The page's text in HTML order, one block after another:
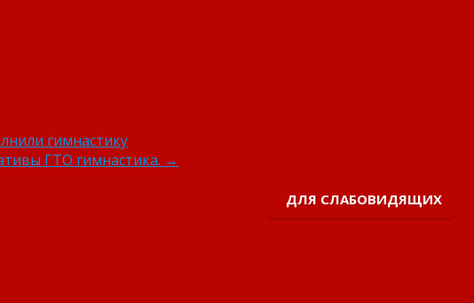
гимнастику
ГТО гимнастика. →
ДЛЯ СЛАБОВИДЯЩИХ